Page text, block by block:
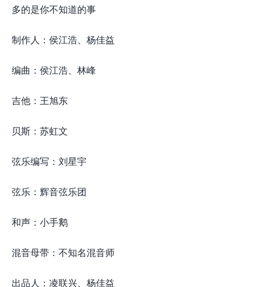
多的是你不知道的事
制作人：侯江浩、杨佳益
编曲：侯江浩、林峰
吉他：王旭东
贝斯：苏虹文
弦乐编写：刘星宇
弦乐：辉音弦乐团
和声：小手鹅
混音母带：不知名混音师
出品人：凌联兴、杨佳益